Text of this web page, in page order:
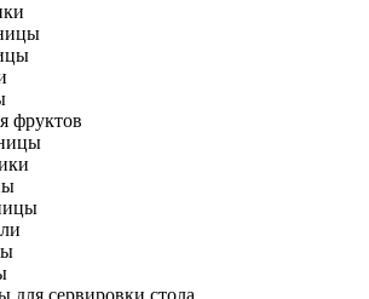
фруктов
для сервировки стола